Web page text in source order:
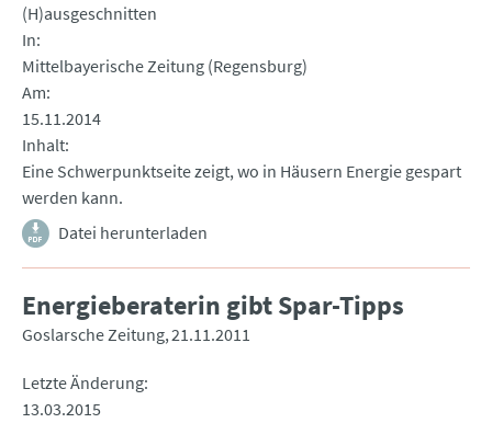
(H)ausgeschnitten
In
Mittelbayerische Zeitung (Regensburg)
Am
15.11.2014
Inhalt
Eine Schwerpunktseite zeigt, wo in Häusern Energie gespart
werden kann.
Datei herunterladen
Energieberaterin gibt Spar-Tipps
Goslarsche Zeitung 21.11.2011
Letzte Änderung
13.03.2015